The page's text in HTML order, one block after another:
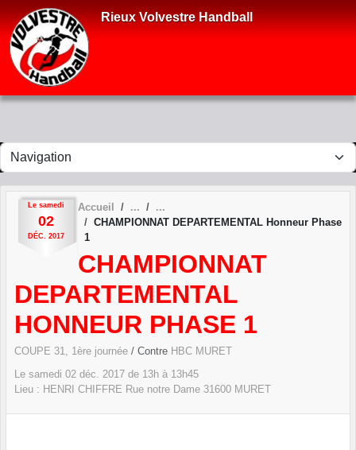
Rieux Volvestre Handball
Le samedi
02
DÉC. 2017
Accueil
CHAMPIONNAT DEPARTEMENTAL Honneur Phase
1
CHAMPIONNAT
DEPARTEMENTAL
HONNEUR PHASE 1
COUPE 31, 1ère journée / Contre HBC MURET
Le samedi 02 déc. 2017 de 13h à 13h45
Lieu : HENRI CHIFFRE Rue notre Dame 31600 MURET
Panneau de gestion des cookies